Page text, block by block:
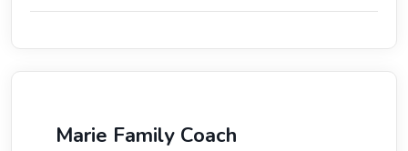
Marie Family Coach